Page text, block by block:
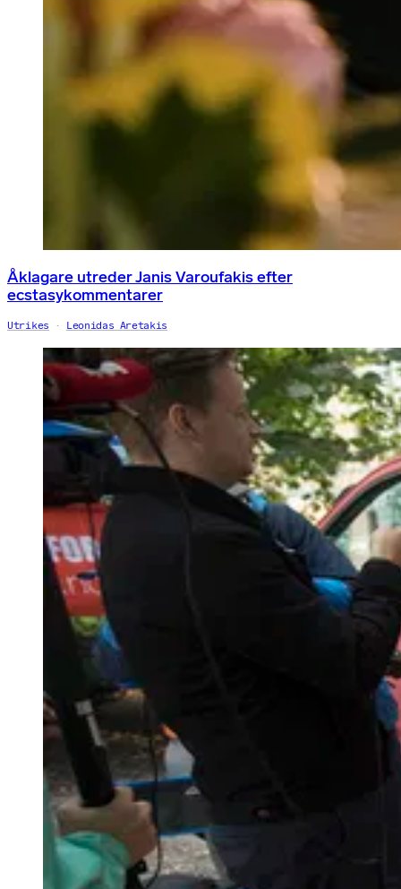
Åklagare utreder Janis Varoufakis efter
ecstasykommentarer
Utrikes Leonidas Aretakis